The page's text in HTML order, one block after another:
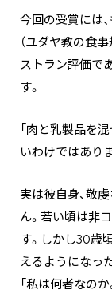
今回の受賞には
（ユダヤ教の食
ストラン評価で
す。
「肉と乳製品を
いわけではあり
実は彼自身、敬
ん。若い頃は非
す。しかし30歳
えるようになっ
「私は何者なの